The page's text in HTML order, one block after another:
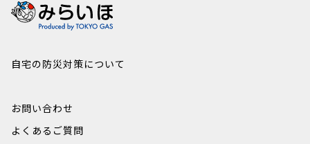
自宅の防災対策について
お問い合わせ
よくあるご質問